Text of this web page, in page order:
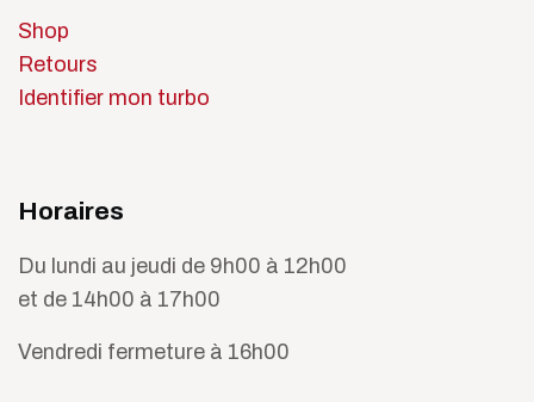
Shop
Retours
Identifier mon turbo
Horaires
Du lundi au jeudi de 9h00 à 12h00
et de 14h00 à 17h00
Vendredi fermeture à 16h00